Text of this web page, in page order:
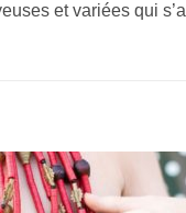
et variées qui